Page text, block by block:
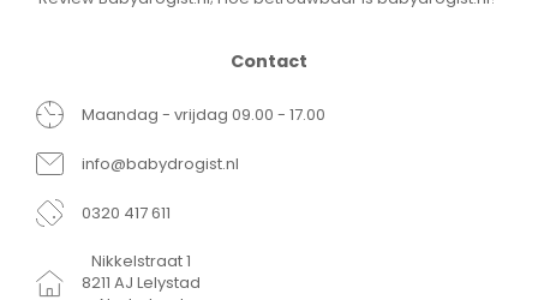
Contact
Maandag - vrijdag 09.00 - 17.00
info@babydrogist.nl
0320 417 611
Nikkelstraat 1
8211 AJ Lelystad